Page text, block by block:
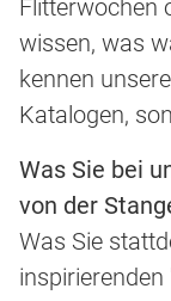
Flitterwochen
wissen, was
kennen
Katalogen,
Was Sie bei
von der
Was Sie
inspirierenden